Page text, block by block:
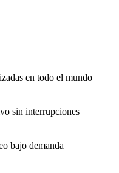
en todo el mundo
sin interrupciones
bajo demanda